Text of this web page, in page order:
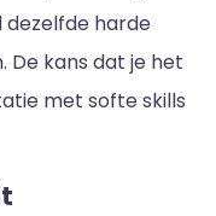
harde
De kans dat je het
met softe skills